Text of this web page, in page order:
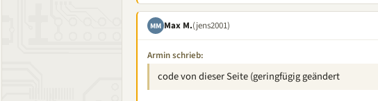
MM Max M.(jens2001)
Armin schrieb:
code von dieser Seite (geringfügig geändert